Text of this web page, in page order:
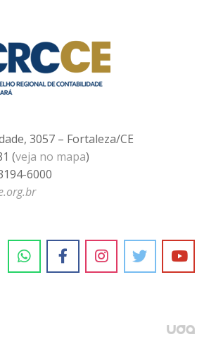
3057 – Fortaleza/CE
(veja no mapa)
6000